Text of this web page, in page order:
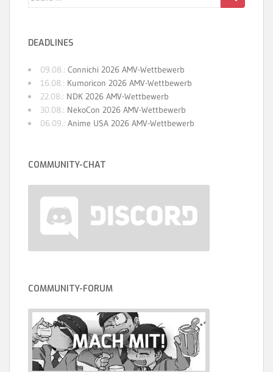
DEADLINES
09.08.: Connichi 2026 AMV-Wettbewerb
16.08.: Kumoricon 2026 AMV-Wettbewerb
22.08.: NDK 2026 AMV-Wettbewerb
30.08.: NekoCon 2026 AMV-Wettbewerb
06.09.: Anime USA 2026 AMV-Wettbewerb
COMMUNITY-CHAT
COMMUNITY-FORUM